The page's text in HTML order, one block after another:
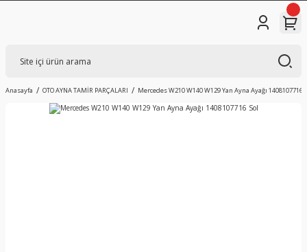
Anasayfa OTO AYNA TAMİR PARÇALARI Mercedes W210 W140 W129 Yan Ayna Ayağı 1408107716